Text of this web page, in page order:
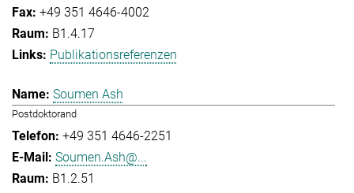
+49 351 4646-4002
B1.4.17
Publikationsreferenzen
Soumen Ash
Postdoktorand
+49 351 4646-2251
Soumen.Ash@...
B1.2.51